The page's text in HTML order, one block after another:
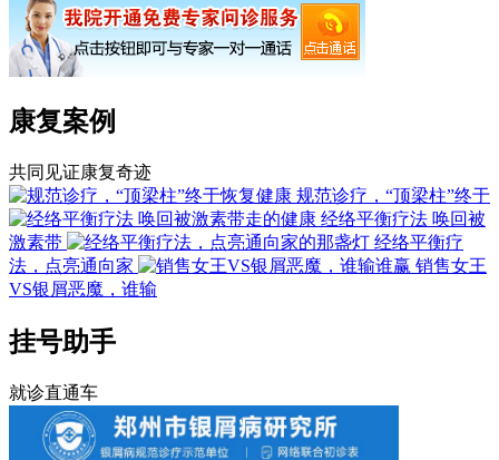
康复案例
共同见证康复奇迹
规范诊疗，“顶梁柱”终于
经络平衡疗法 唤回被
激素带
经络平衡疗
法，点亮通向家
销售女王
VS银屑恶魔，谁输
挂号助手
就诊直通车